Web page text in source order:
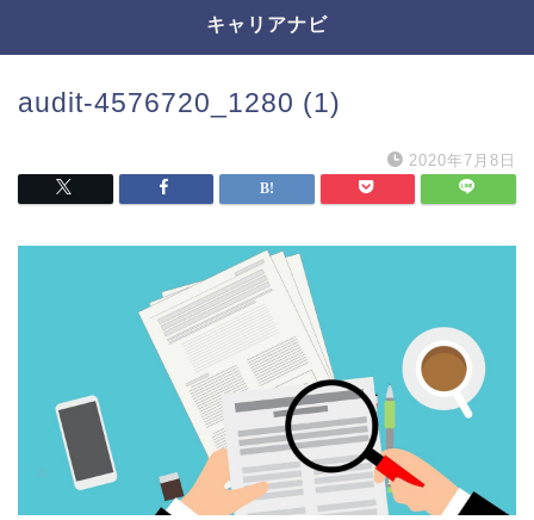
キャリアナビ
audit-4576720_1280 (1)
2020年7月8日